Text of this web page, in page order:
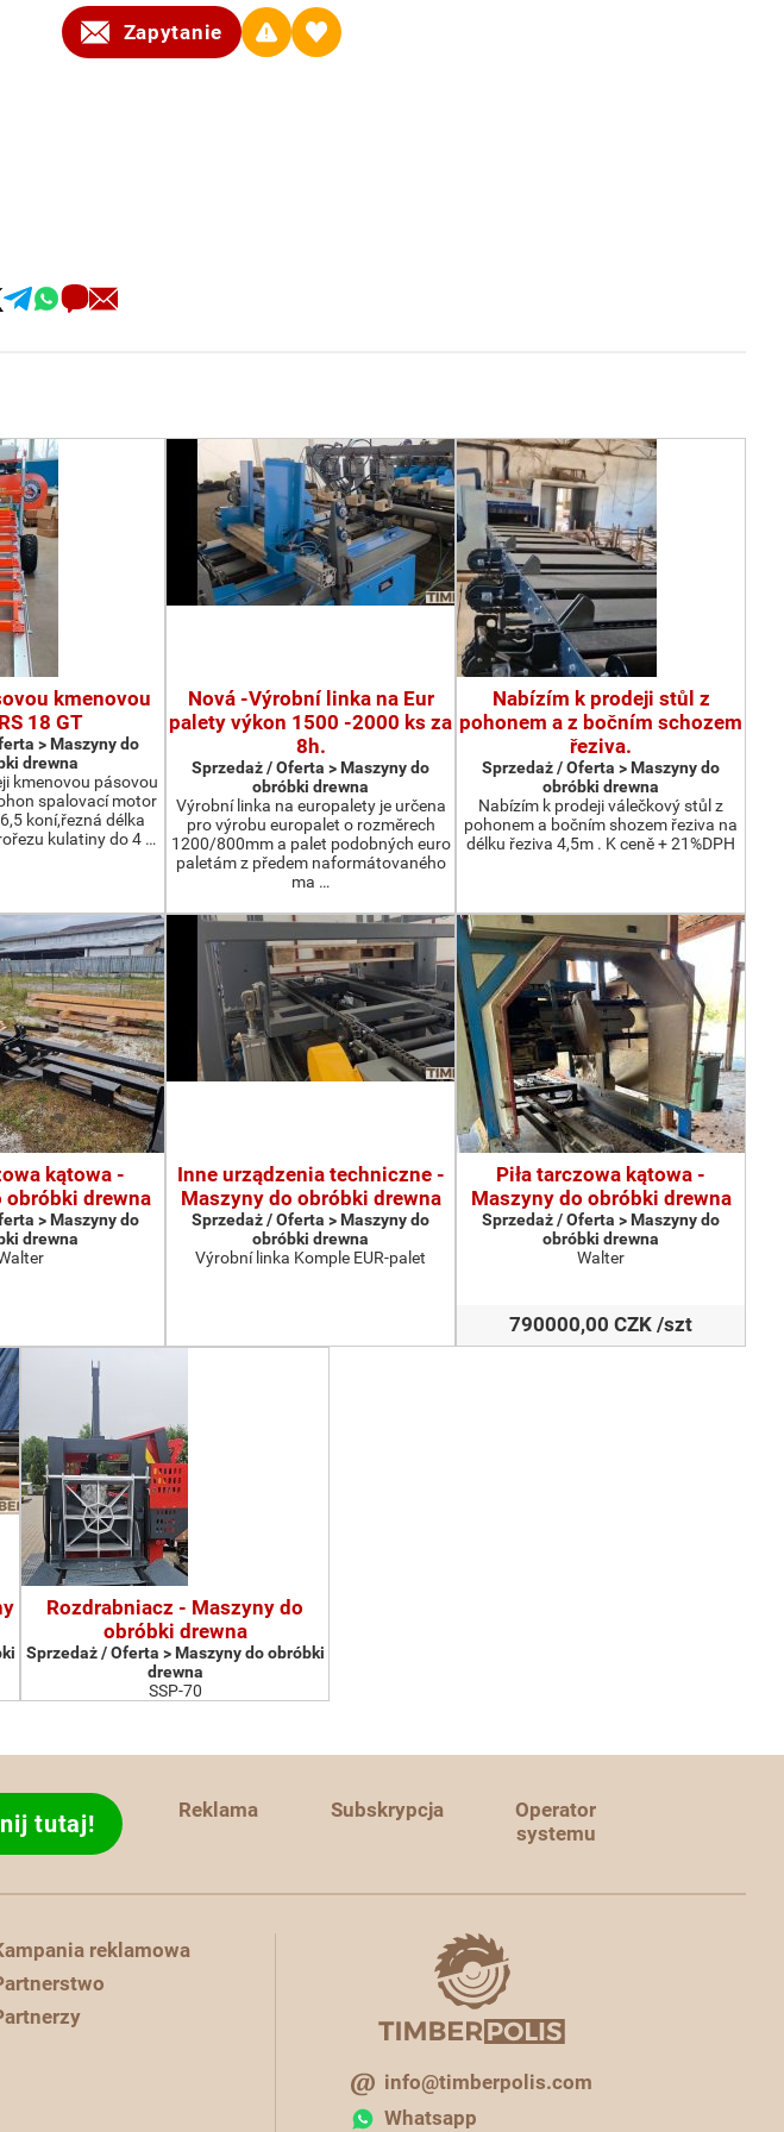
Zapytanie
kmenovou
18 GT
> Maszyny do
drewna
kmenovou pásovou
spalovací motor
koní,řezná délka
kulatiny do 4 …
Nová -Výrobní linka na Eur
palety výkon 1500 -2000 ks za
8h.
Sprzedaż / Oferta > Maszyny do
obróbki drewna
Výrobní linka na europalety je určena
pro výrobu europalet o rozměrech
1200/800mm a palet podobných euro
paletám z předem naformátovaného
ma …
Nabízím k prodeji stůl z
pohonem a z bočním schozem
řeziva.
Sprzedaż / Oferta > Maszyny do
obróbki drewna
Nabízím k prodeji válečkový stůl z
pohonem a bočním shozem řeziva na
délku řeziva 4,5m . K ceně + 21%DPH
kątowa -
obróbki drewna
> Maszyny do
drewna
Inne urządzenia techniczne -
Maszyny do obróbki drewna
Sprzedaż / Oferta > Maszyny do
obróbki drewna
Výrobní linka Komple EUR-palet
Piła tarczowa kątowa -
Maszyny do obróbki drewna
Sprzedaż / Oferta > Maszyny do
obróbki drewna
Walter
790000,00 CZK /szt
Rozdrabniacz - Maszyny do
obróbki drewna
Sprzedaż / Oferta > Maszyny do obróbki
drewna
SSP-70
tutaj! Reklama Subskrypcja
Operator
systemu
reklamowa
info@timberpolis.com
Whatsapp